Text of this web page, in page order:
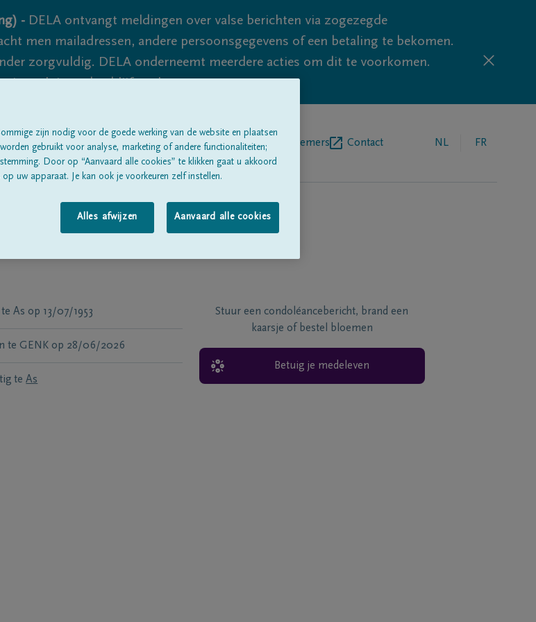
- DELA ontvangt meldingen over valse berichten via zogezegde
men mailadressen, andere persoonsgegevens of een betaling te bekomen.
zorgvuldig. DELA onderneemt meerdere acties om dit te voorkomen.
te sluiten, dus blijf waakzaam.
Alle rouwberichtenOver onsBegrafenisondernemers Contact NL FR
As op 13/07/1953
te GENK op 28/06/2026
te As
Stuur een condoléancebericht, brand een
kaarsje of bestel bloemen
Betuig je medeleven
zijn nodig voor de goede werking van de website en plaatsen
gebruikt voor analyse, marketing of andere functionaliteiten;
Door op “Aanvaard alle cookies” te klikken gaat u akkoord
uw apparaat. Je kan ook je voorkeuren zelf instellen.
Alles afwijzen Aanvaard alle cookies